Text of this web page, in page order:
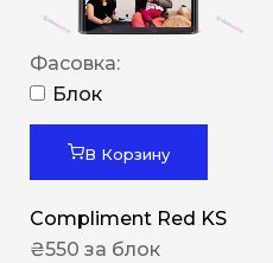
Фасовка:
Блок
В Корзину
Compliment Red KS
₴550 за блок